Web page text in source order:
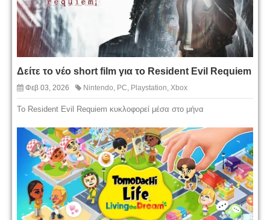
Δείτε το νέο short film για το Resident Evil Requiem
Φεβ 03, 2026 Nintendo, PC, Playstation, Xbox
To Resident Evil Requiem κυκλοφορεί μέσα στο μήνα